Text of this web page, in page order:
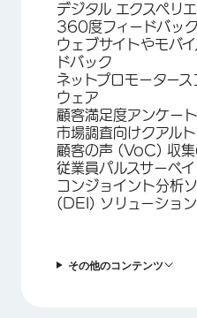
デジタル エクスペリ
360度フィードバック
ウェブサイトやモバ
ドバック
ネットプロモーター
ウェア
顧客満足度アンケート
市場調査向けクアル
顧客の声 (VoC) 収集
従業員パルスサーベ
コンジョイント分析
(DEI) ソリューション
その他のコンテンツ